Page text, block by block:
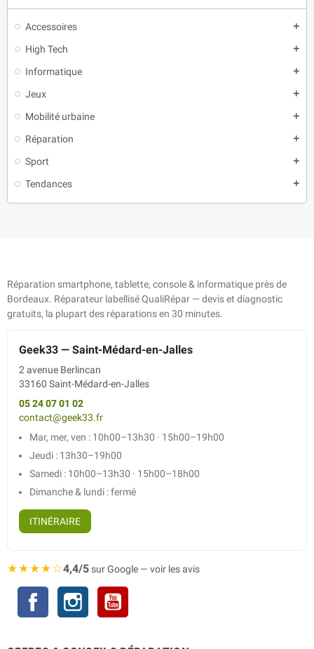
Accessoires add
High Tech add
Informatique add
Jeux add
Mobilité urbaine add
Réparation add
Sport add
Tendances add
Réparation smartphone, tablette, console & informatique près de
Bordeaux. Réparateur labellisé QualiRépar — devis et diagnostic
gratuits, la plupart des réparations en 30 minutes.
Geek33 — Saint-Médard-en-Jalles
2 avenue Berlincan
33160 Saint-Médard-en-Jalles
05 24 07 01 02
contact@geek33.fr
Mar, mer, ven : 10h00–13h30 · 15h00–19h00
Jeudi : 13h30–19h00
Samedi : 10h00–13h30 · 15h00–18h00
Dimanche & lundi : fermé
ITINÉRAIRE
★★★★☆4,4/5sur Google — voir les avis
Facebook Instagram